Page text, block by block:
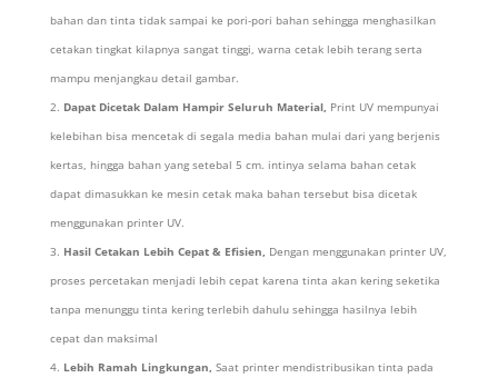
bahan dan tinta tidak sampai ke pori-pori bahan sehingga menghasilkan
cetakan tingkat kilapnya sangat tinggi, warna cetak lebih terang serta
mampu menjangkau detail gambar.
Dapat Dicetak Dalam Hampir Seluruh Material, Print UV mempunyai
kelebihan bisa mencetak di segala media bahan mulai dari yang berjenis
kertas, hingga bahan yang setebal 5 cm. intinya selama bahan cetak
dapat dimasukkan ke mesin cetak maka bahan tersebut bisa dicetak
menggunakan printer UV.
Hasil Cetakan Lebih Cepat & Efisien, Dengan menggunakan printer UV,
proses percetakan menjadi lebih cepat karena tinta akan kering seketika
tanpa menunggu tinta kering terlebih dahulu sehingga hasilnya lebih
cepat dan maksimal
Lebih Ramah Lingkungan, Saat printer mendistribusikan tinta pada